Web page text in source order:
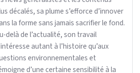
décalés, sa plume s’efforce d’innover
la forme sans jamais sacrifier le fond.
delà de l’actualité, son travail
autant à l’histoire qu’aux
environnementales et
d’une certaine sensibilité à la